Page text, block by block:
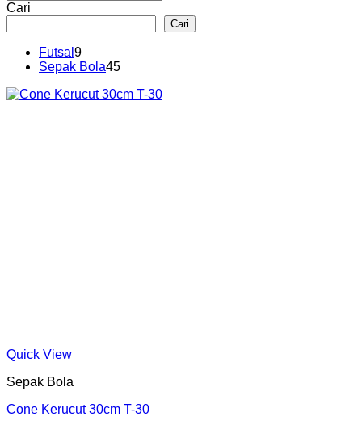
Cari
Cari
Futsal 99
Produk
Sepak Bola4545
Quick View
Sepak Bola
Cone Kerucut 30cm T-30